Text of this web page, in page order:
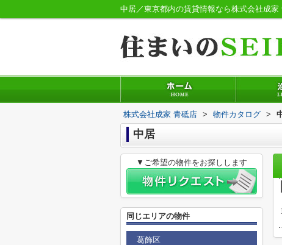
中居／東京都内の賃貸情報なら株式会社成家
株式会社成家 青砥店 > 物件カタログ >
中居
▼ご希望の物件をお探しします
同じエリアの物件
葛飾区